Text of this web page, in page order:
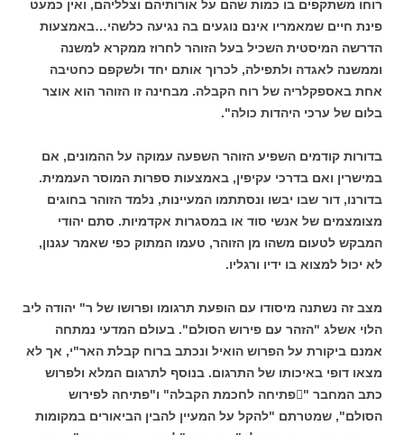
רוחו משתקפים בו כמות שהם על אורותיהם וצלליהם, ואין כמעט
פינת חיים שמאמריו אינם נוגעים בה נגיעה כלשהי…באמצעות
הדרשה המיסטית השכיל בעל הזוהר לחרוז ממקרא למשנה
וממשנה לאגדה ולתפילה, לכרוך אותם יחד ולשקפם כחטיבה
אחת באספקלריה של רוח הקבלה. מבחינה זו הזוהר הוא אוצר
בלום של ערכי היהדות כולה".
בדורות קודמים השפיע הזוהר השפעה עמוקה על ההמונים, אם
במישרין ואם בדרכי עקיפין, באמצעות ספרות המוסר העממית.
בדורנו, דור שבו יבשו ונסתתמו המעיינות, נלמד הזוהר בחוגים
מצומצמים של אנשי סוד או במסגרות אקדמיות. סתם יהודי
המבקש לטעום משהו מן הזוהר, טעמו המתוק כפי שאמר עגנון,
לא יכול למצוא בו ידיו ורגליו.
מצב זה נשתנה מיסודו עם הופעת תרגומו ופרושו של ר" יהודה ליב
הלוי אשלג "הזהר עם פירוש הסולם". בעולם המדעי נמתחה
אמנם ביקורת על הפרוש הואיל ונכתב ברוח קבלת האר"י, אך לא
מצאו דופי באיכותו של התרגום. בנוסף לתרגום המלא ולפרוש
כתב המחבר "פתיחה לחכמת הקבלה" ו"פתיחה לפירוש
הסולם", שמטרתם "להקל על המעיין להבין הביאורים במקומות